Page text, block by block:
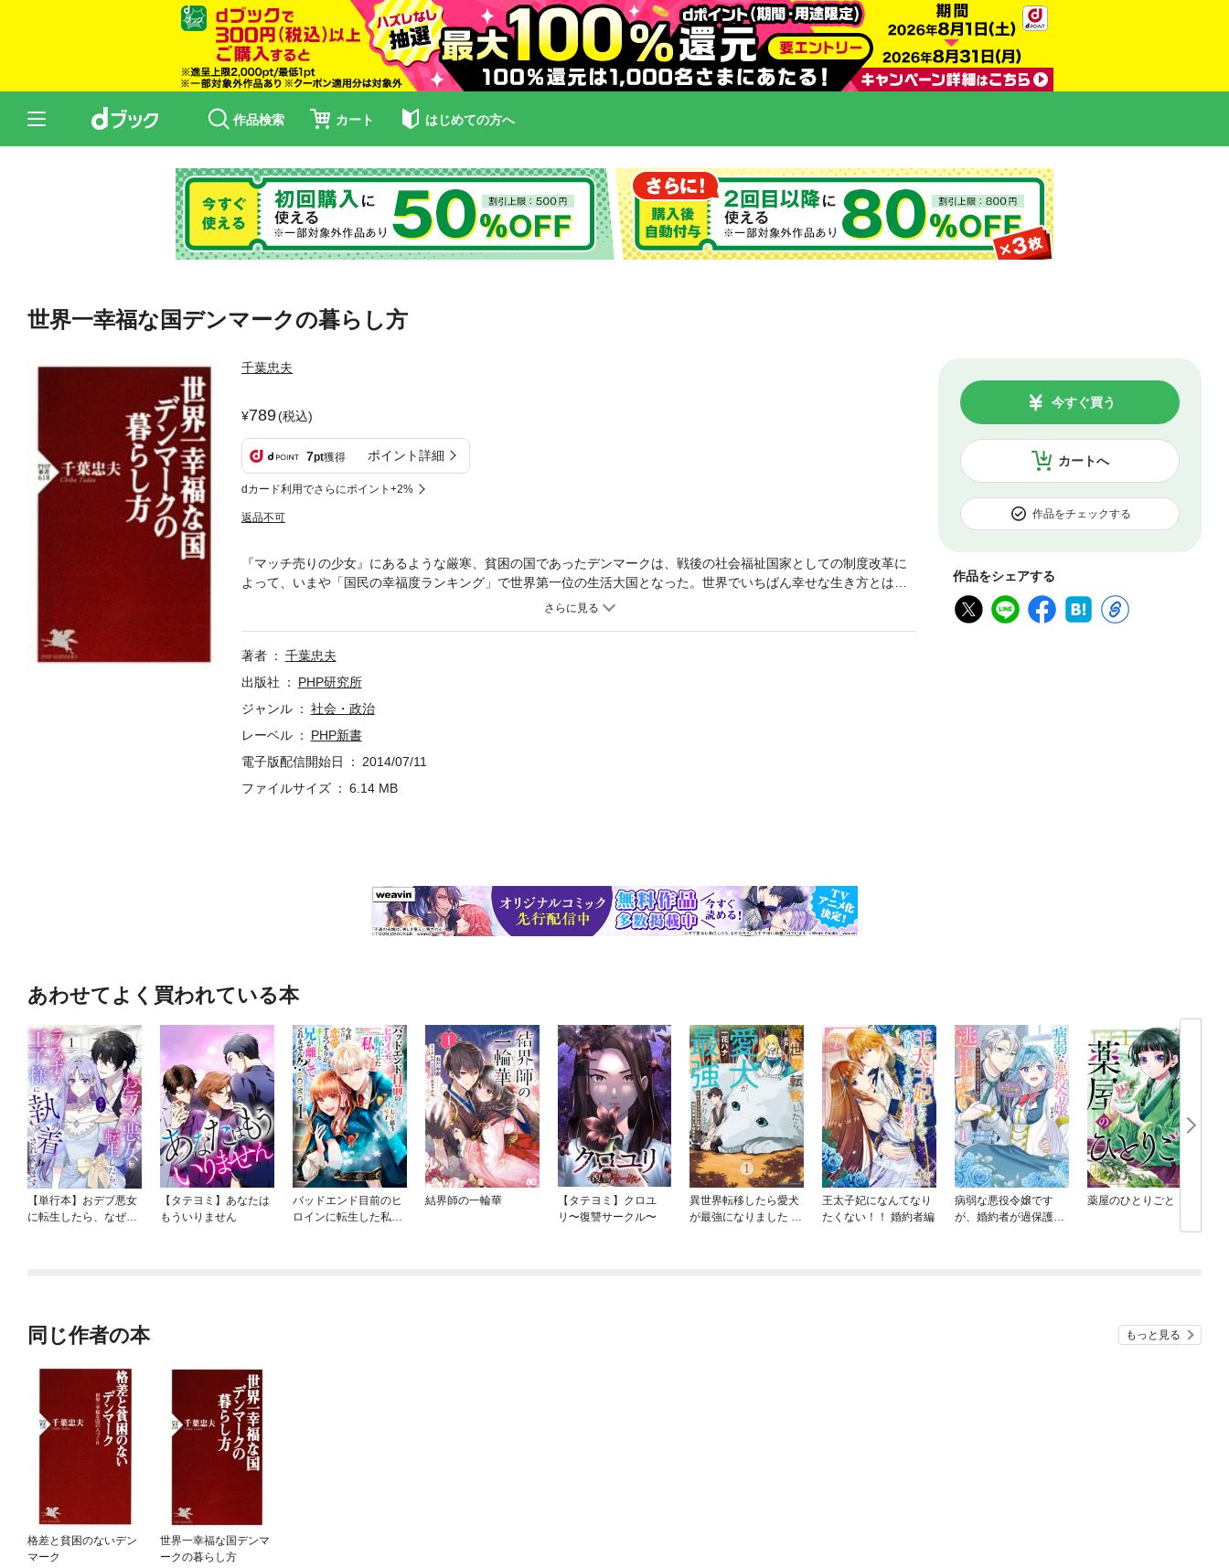
作品検索 カート はじめての方へ
世界一幸福な国デンマークの暮らし方
千葉忠夫
789(税込)
7pt獲得 ポイント詳細
dカード利用でさらにポイント+2%
返品不可
カートへ
今すぐ買う
作品をチェックする
作品をシェアする
『マッチ売りの少女』にあるような厳寒、貧困の国であったデンマークは、戦後の社会福祉国家としての制度改革に
よって、いまや「国民の幸福度ランキング」で世界第一位の生活大国となった。世界でいちばん幸せな生き方とはど
ういうものなのか？ デンマークにあって日本にないものとは何か？ デンマーク人の心に二百年間宿りつづけたア
著者
千葉忠夫
出版社
PHP研究所
ジャンル
社会・政治
レーベル
PHP新書
電子版配信開始日
2014/07/11
ファイルサイズ
6.14 MB
あわせてよく買われている本
【単行本】おデブ悪女
に転生したら、なぜか
【タテヨミ】あなたは
もういりません
バッドエンド目前のヒ
ロインに転生した私、
結界師の一輪華
【タテヨミ】クロユ
リ〜復讐サークル〜
異世界転移したら愛犬
が最強になりました ～
王太子妃になんてなり
たくない！！ 婚約者編
病弱な悪役令嬢です
が、婚約者が過保護す
薬屋のひとりごと
同じ作者の本 もっと見る
格差と貧困のないデン
マーク
世界一幸福な国デンマ
ークの暮らし方